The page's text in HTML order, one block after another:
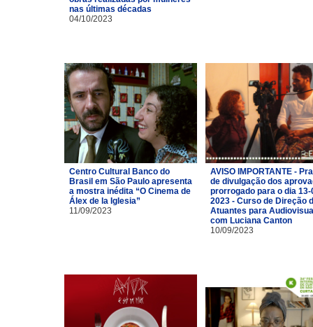
nas últimas décadas
04/10/2023
Centro Cultural Banco do
Brasil em São Paulo apresenta
a mostra inédita “O Cinema de
Álex de la Iglesia”
11/09/2023
AVISO IMPORTANTE -
de divulgação dos
prorrogado para o dia 13-
2023 - Curso de Direção
Atuantes para
com Luciana Canton
10/09/2023